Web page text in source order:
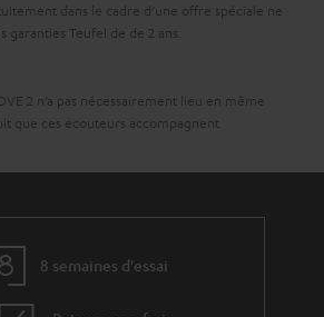
dans le cadre d’une offre spéciale ne
garanties Teufel de de 2 ans.
2 n’a pas nécessairement lieu en même
que ces écouteurs accompagnent.
8 semaines d'essai